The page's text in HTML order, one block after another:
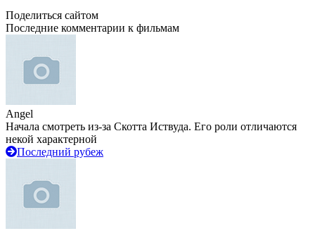
Поделиться сайтом
Последние комментарии к фильмам
Angel
Начала смотреть из-за Скотта Иствуда. Его роли отличаются
некой характерной
Последний рубеж